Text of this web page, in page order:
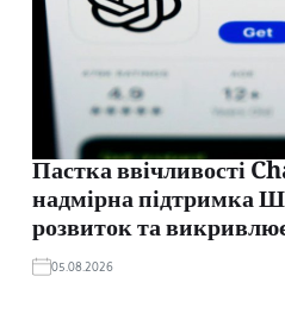
Пастка ввічливості
надмірна підтримка
розвиток та
05.08.2026